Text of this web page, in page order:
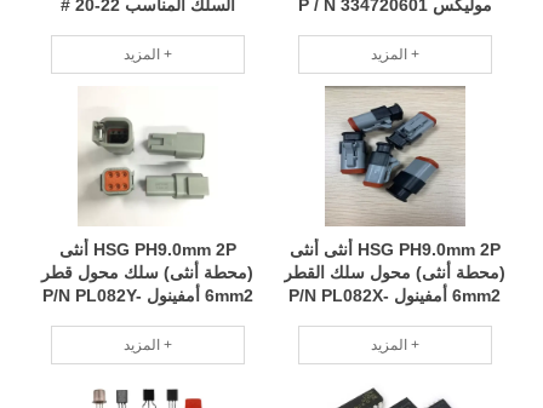
السلك المناسب 22-20 #
RCDالمزيد +
موليكس P / N 334720601
المزيد +
HSG PH9.0mm 2P أنثى
(محطة أنثى) سلك محول قطر
6mm2 أمفينول P/N PL082Y-
المزيد +
HSG PH9.0mm 2P أنثى أنثى
(محطة أنثى) محول سلك القطر
6mm2 أمفينول P/N PL082X-
المزيد +